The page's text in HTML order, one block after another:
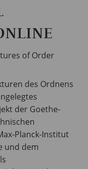
of Order
des Ordnens
der Goethe-
Planck-Institut
und dem